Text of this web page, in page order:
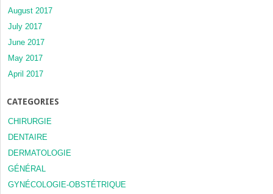
August 2017
July 2017
June 2017
May 2017
April 2017
CATEGORIES
CHIRURGIE
DENTAIRE
DERMATOLOGIE
GÉNÉRAL
GYNÉCOLOGIE-OBSTÉTRIQUE